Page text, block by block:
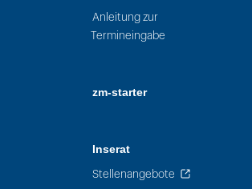
Anleitung zur
Termineingabe
zm-starter
Inserat
Stellenangebote